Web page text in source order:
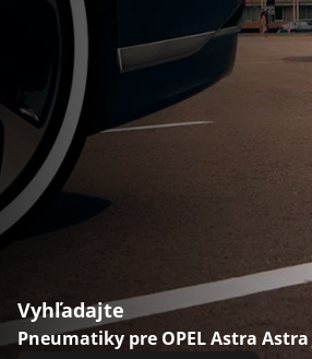
Vyhľadajte
Pneumatiky pre OPEL Astra Astra